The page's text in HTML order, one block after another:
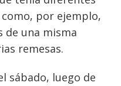
por ejemplo,
de una misma
remesas.
sábado, luego de